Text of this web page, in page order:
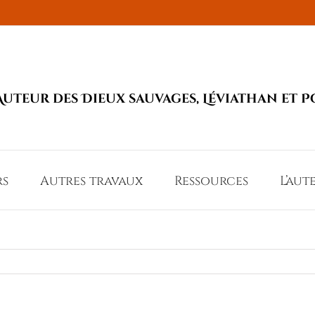
des Dieux sauvages, Léviathan et
Autres travaux Ressources